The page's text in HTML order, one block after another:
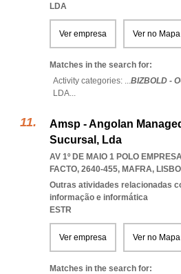
LDA
Ver empresa Ver no Mapa
Matches in the search for:
Activity categories: ...BIZBOLD -
LDA...
Amsp - Angolan
Sucursal, Lda
AV 1º DE MAIO 1 POLO
FACTO, 2640-455, MAFRA,
Outras atividades relacionadas
informação e informática
ESTR
Ver empresa Ver no Mapa
Matches in the search for: